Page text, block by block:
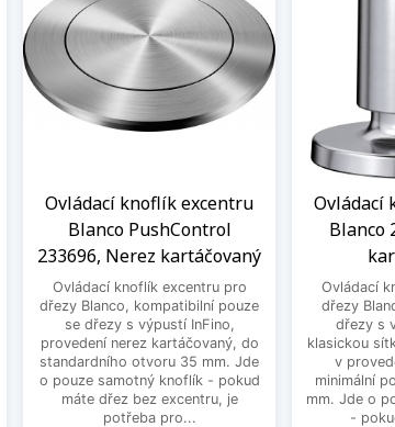
Ovládací knoflík excentru
Blanco PushControl
233696, Nerez kartáčovaný
Ovládací knoflík excentru pro
dřezy Blanco, kompatibilní pouze
se dřezy s výpustí InFino,
provedení nerez kartáčovaný, do
standardního otvoru 35 mm. Jde
o pouze samotný knoflík - pokud
máte dřez bez excentru, je
potřeba pro...
Ovládací
Blanco
Ovládací
dřezy
dřezy s
klasickou
v
minimální
mm. Jde o
-